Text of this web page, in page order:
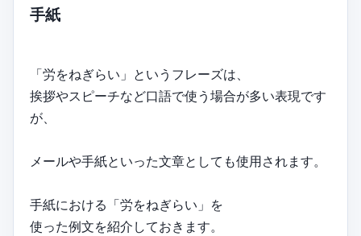
手紙
「労をねぎらい」というフレーズは、
挨拶やスピーチなど口語で使う場合が多い表現です
が、
メールや手紙といった文章としても使用されます。
手紙における「労をねぎらい」を
使った例文を紹介しておきます。